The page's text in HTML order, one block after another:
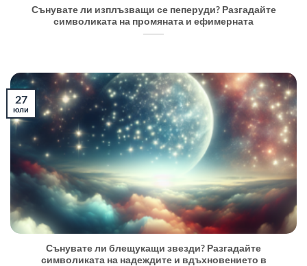
Сънувате ли изплъзващи се пеперуди? Разгадайте
символиката на промяната и ефимерната
Сънувате ли блещукащи звезди? Разгадайте
символиката на надеждите и вдъхновението в
27
юли